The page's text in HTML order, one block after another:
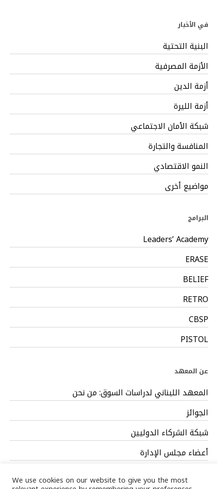
في الأخبار
البنية التحتية
الأزمة المصرفية
أزمة الدين
أزمة الليرة
شبكة الأمان الاجتماعي
المنافسة والتجارة
النمو الاقتصادي
مواضيع أخرى
البرامج
Leaders’ Academy
ERASE
BELIEF
RETRO
CBSP
PISTOL
عن المعهد
المعهد اللبناني لدراسات السوق: من نحن
الجوائز
شبكة الشركاء الدوليين
أعضاء مجلس الإدارة
We use cookies on our website to give you the most